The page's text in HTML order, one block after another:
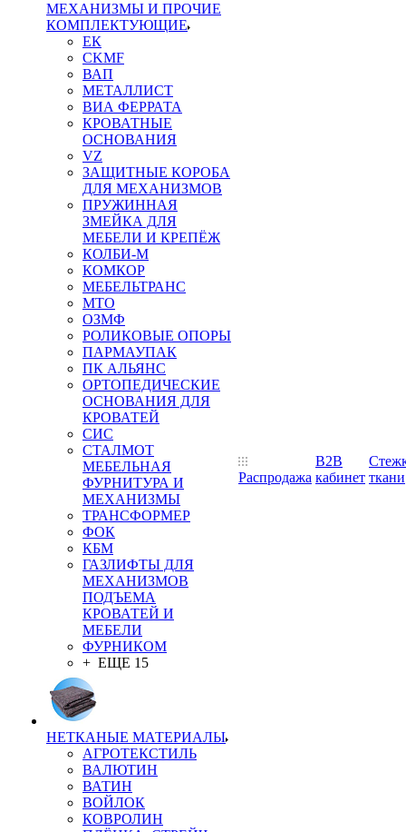
МЕХАНИЗМЫ И ПРОЧИЕ
КОМПЛЕКТУЮЩИЕ
ЕК
CKMF
ВАП
МЕТАЛЛИСТ
ВИА ФЕРРАТА
КРОВАТНЫЕ
ОСНОВАНИЯ
VZ
ЗАЩИТНЫЕ КОРОБА
ДЛЯ МЕХАНИЗМОВ
ПРУЖИННАЯ
ЗМЕЙКА ДЛЯ
МЕБЕЛИ И КРЕПЁЖ
КОЛБИ-М
КОМКОР
МЕБЕЛЬТРАНС
MTO
ОЗМФ
РОЛИКОВЫЕ ОПОРЫ
ПАРМАУПАК
ПК АЛЬЯНС
ОРТОПЕДИЧЕСКИЕ
ОСНОВАНИЯ ДЛЯ
КРОВАТЕЙ
СИС
СТАЛМОТ
МЕБЕЛЬНАЯ
ФУРНИТУРА И
МЕХАНИЗМЫ
ТРАНСФОРМЕР
ФОК
КБМ
ГАЗЛИФТЫ ДЛЯ
МЕХАНИЗМОВ
ПОДЪЕМА
КРОВАТЕЙ И
МЕБЕЛИ
ФУРНИКОМ
+ ЕЩЕ 15
НЕТКАНЫЕ МАТЕРИАЛЫ
АГРОТЕКСТИЛЬ
ВАЛЮТИН
ВАТИН
ВОЙЛОК
КОВРОЛИН
Распродажа
B2B
кабинет ткани